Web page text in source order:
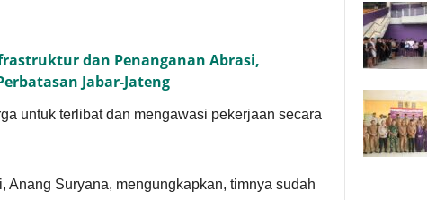
dan Penanganan Abrasi,
Jabar-Jateng
untuk terlibat dan mengawasi pekerjaan secara
Anang Suryana, mengungkapkan, timnya sudah